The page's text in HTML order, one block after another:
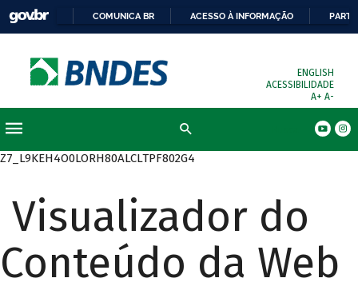
COMUNICA BR ACESSO À INFORMAÇÃO
ENGLISH
ACESSIBILIDADE
A+ A-
Z7_L9KEH4O0LORH80ALCLTPF802G4
Visualizador do
Conteúdo da Web